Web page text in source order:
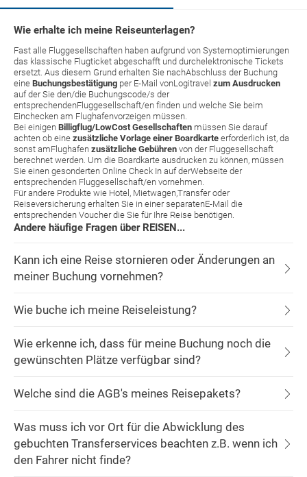
Wie erhalte ich meine Reiseunterlagen?
Fast alle Fluggesellschaften haben aufgrund von Systemoptimierungen
das klassische Flugticket abgeschafft und durchelektronische Tickets
ersetzt. Aus diesem Grund erhalten Sie nachAbschluss der Buchung
eine Buchungsbestätigung per E-Mail vonLogitravel zum Ausdrucken
auf der Sie den/die Buchungscode/s der
entsprechendenFluggesellschaft/en finden und welche Sie beim
Einchecken am Flughafenvorzeigen müssen.
Bei einigen Billigflug/LowCost Gesellschaften müssen Sie darauf
achten ob eine zusätzliche Vorlage einer Boardkarte erforderlich ist, da
sonst amFlughafen zusätzliche Gebühren von der Fluggesellschaft
berechnet werden. Um die Boardkarte ausdrucken zu können, müssen
Sie einen gesonderten Online Check In auf derWebseite der
entsprechenden Fluggesellschaft/en vornehmen.
Für andere Produkte wie Hotel, Mietwagen,Transfer oder
Reiseversicherung erhalten Sie in einer separatenE-Mail die
entsprechenden Voucher die Sie für Ihre Reise benötigen.
Andere häufige Fragen über REISEN...
Kann ich eine Reise stornieren oder Änderungen an
meiner Buchung vornehmen?
Wie buche ich meine Reiseleistung?
Wie erkenne ich, dass für meine Buchung noch die
gewünschten Plätze verfügbar sind?
Welche sind die AGB's meines Reisepakets?
Was muss ich vor Ort für die Abwicklung des
gebuchten Transferservices beachten z.B. wenn ich
den Fahrer nicht finde?